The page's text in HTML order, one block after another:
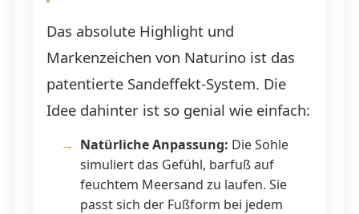
Das absolute Highlight und
Markenzeichen von Naturino ist das
patentierte Sandeffekt-System. Die
Idee dahinter ist so genial wie einfach:
Natürliche Anpassung: Die Sohle
simuliert das Gefühl, barfuß auf
feuchtem Meersand zu laufen. Sie
passt sich der Fußform bei jedem